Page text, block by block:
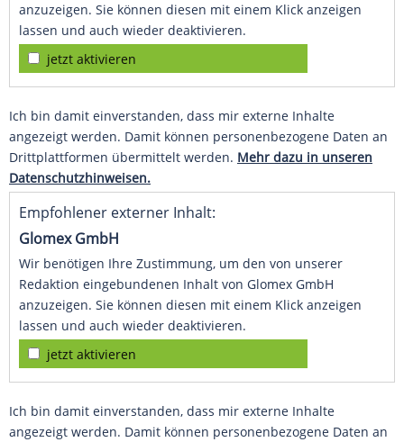
anzuzeigen. Sie können diesen mit einem Klick anzeigen
lassen und auch wieder deaktivieren.
jetzt aktivieren
Ich bin damit einverstanden, dass mir externe Inhalte
angezeigt werden. Damit können personenbezogene Daten an
Drittplattformen übermittelt werden. Mehr dazu in unseren
Datenschutzhinweisen.
Empfohlener externer Inhalt:
Glomex GmbH
Wir benötigen Ihre Zustimmung, um den von unserer
Redaktion eingebundenen Inhalt von Glomex GmbH
anzuzeigen. Sie können diesen mit einem Klick anzeigen
lassen und auch wieder deaktivieren.
jetzt aktivieren
Ich bin damit einverstanden, dass mir externe Inhalte
angezeigt werden. Damit können personenbezogene Daten an